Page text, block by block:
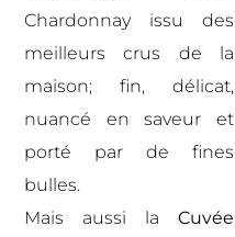
Chardonnay issu des
meilleurs crus de la
maison; fin, délicat,
nuancé en saveur et
porté par de fines
bulles.
Mais aussi la
Cuvée